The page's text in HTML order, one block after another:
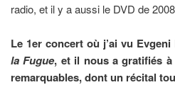
radio, et il y a aussi le DVD de
Le 1er concert où j’ai vu
la Fugue, et il nous a gratifiés
remarquables, dont un récital